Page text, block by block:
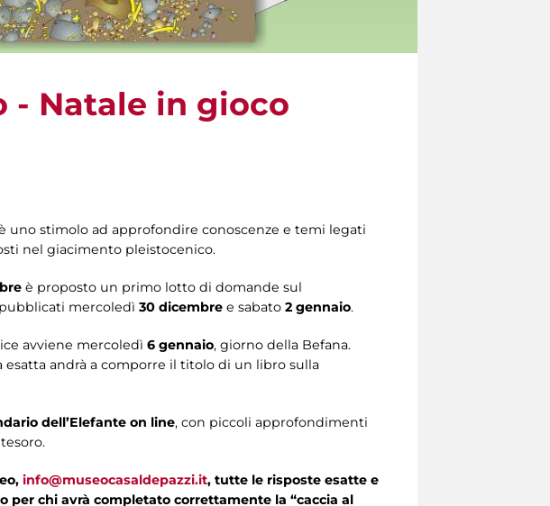
- Natale in gioco
uno stimolo ad approfondire conoscenze e temi legati
nel giacimento pleistocenico.
è proposto un primo lotto di domande sul
mercoledì 30 dicembre e sabato 2 gennaio.
avviene mercoledì 6 gennaio, giorno della Befana.
andrà a comporre il titolo di un libro sulla
dell’Elefante on line, con piccoli approfondimenti
info@museocasaldepazzi.it, tutte le risposte esatte e
per chi avrà completato correttamente la “caccia al